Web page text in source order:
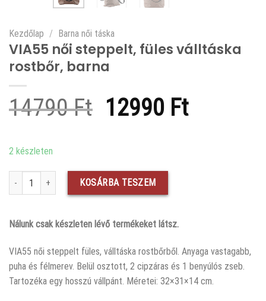
Kezdőlap / Barna női táska
VIA55 női steppelt, füles válltáska
rostbőr, barna
14790Ft Original
14790 Ft.
12990 FtCurrent
2 készleten
VIA55 női steppelt, füles válltáska rostbőr, barna mennyiség
KOSÁRBA TESZEM
Nálunk csak készleten lévő termékeket látsz.
VIA55 női steppelt füles, válltáska rostbőrből. Anyaga vastagabb,
puha és félmerev. Belül osztott, 2 cipzáras és 1 benyúlós zseb.
Tartozéka egy hosszú vállpánt. Méretei: 32×31×14 cm.